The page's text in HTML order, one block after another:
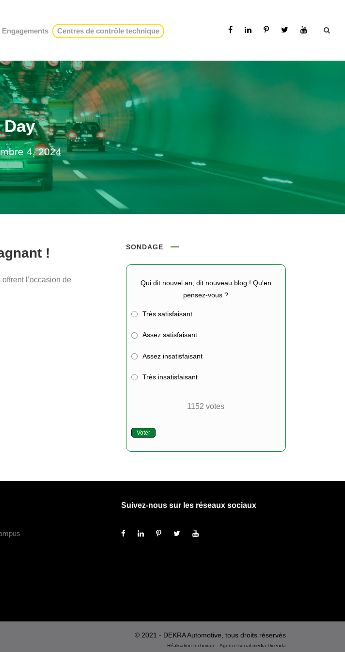
Engagements Centres de contrôle technique
Day
4, 2024
!
l’occasion de
SONDAGE
Qui dit nouvel an, dit nouveau blog ! Qu'en
pensez-vous ?
Très satisfaisant
Assez satisfaisant
Assez insatisfaisant
Très insatisfaisant
1152 votes
Voter
Suivez-nous sur les réseaux sociaux
© 2021 - DEKRA Automotive, tous droits réservés
Réalisation technique : Agence social media Dicenda